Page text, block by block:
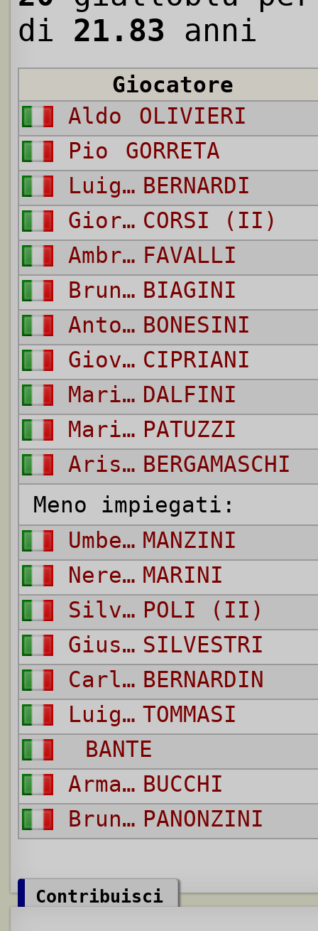
di 21.83 anni
Giocatore
Aldo
OLIVIERI
Pio
GORRETA
Luigi BERNARDI
Giordano CORSI (II)
Ambrogio FAVALLI
Bruno BIAGINI
Antonio BONESINI
Giovanni CIPRIANI
Mario DALFINI
Mario PATUZZI
Aristide BERGAMASCHI
Meno impiegati:
Umberto MANZINI
Nereo MARINI
Silvio POLI (II)
Giuseppe SILVESTRI
Carlo BERNARDIN
Luigi TOMMASI
BANTE
Armando BUCCHI
Bruno PANONZINI
Contribuisci